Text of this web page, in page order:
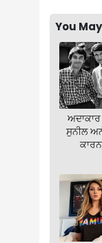
You
ਸੁਨੀਲ